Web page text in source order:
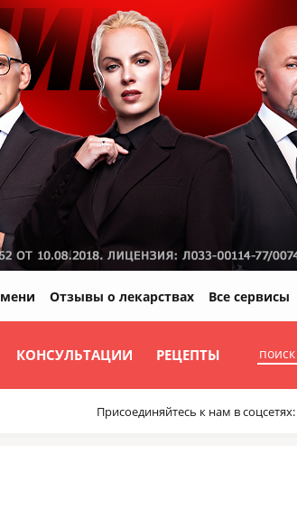
КОНСУЛЬТАЦИИ РЕЦЕПТЫ
Отзывы о лекарствах Все сервисы
Присоединяйтесь к нам в соцсетях: